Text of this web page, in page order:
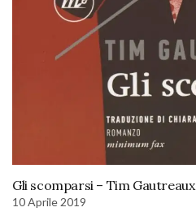
Gli scomparsi – Tim Gautreaux
10 Aprile 2019